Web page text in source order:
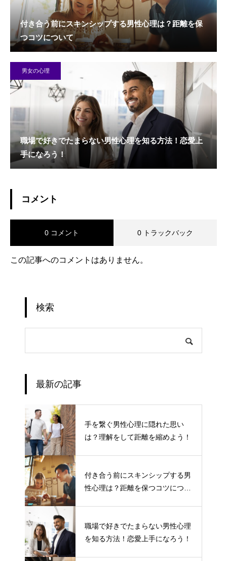
付き合う前にスキンシップする男性心理は？距離を保
つコツについて
男女の心理
職場で好きでたまらない男性心理を知る方法！恋愛上
手になろう！
コメント
0 コメント 0 トラックバック
この記事へのコメントはありません。
検索
最新の記事
手を繋ぐ男性心理に隠れた思い
は？理解をして距離を縮めよう！
付き合う前にスキンシップする男
性心理は？距離を保つコツについ
職場で好きでたまらない男性心理
を知る方法！恋愛上手になろう！